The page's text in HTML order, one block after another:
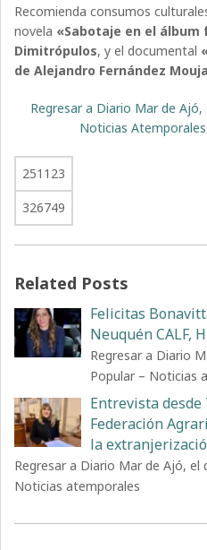
Recomienda consumos
novela «Sabotaje en el álbum
Dimitrópulos, y el documental
de Alejandro Fernández
Regresar a Diario Mar de
Noticias
251123
326749
Related Posts
Felicitas
Neuquén CALF,
Regresar a Diario
Popular – Noticias
Entrevista
Federación
la
Regresar a Diario Mar de Ajó, el
Noticias atemporales